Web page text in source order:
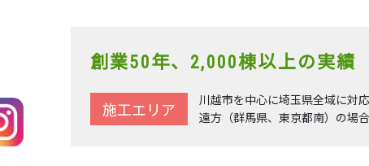
創業50年、2,000棟以上の実績
施工エリア
川越市を中心に埼玉県全域に対
遠方（群馬県、東京都南）の場